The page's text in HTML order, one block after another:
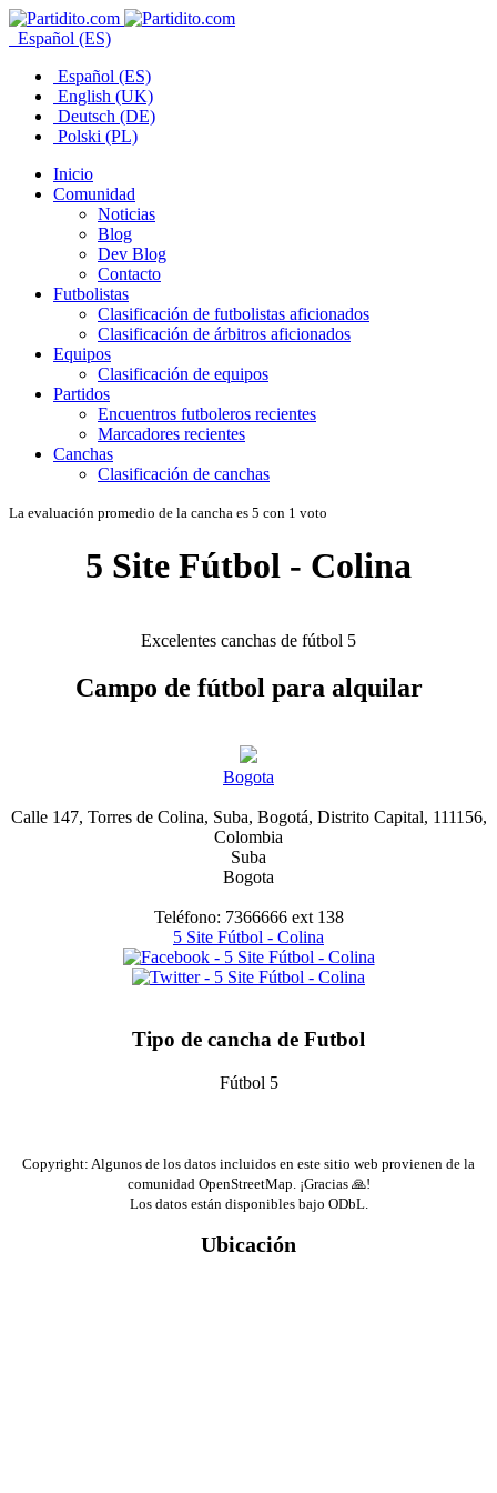
Español (ES)
Español (ES)
English (UK)
Deutsch (DE)
Polski (PL)
Inicio
Comunidad
Noticias
Blog
Dev Blog
Contacto
Futbolistas
Clasificación de futbolistas aficionados
Clasificación de árbitros aficionados
Equipos
Clasificación de equipos
Partidos
Encuentros futboleros recientes
Marcadores recientes
Canchas
Clasificación de canchas
La evaluación promedio de la cancha es 5 con 1 voto
5 Site Fútbol - Colina
Excelentes canchas de fútbol 5
Campo de fútbol para alquilar
Bogota
Calle 147, Torres de Colina, Suba, Bogotá, Distrito Capital, 111156,
Colombia
Suba
Bogota
Teléfono: 7366666 ext 138
5 Site Fútbol - Colina
Tipo de cancha de Futbol
Fútbol 5
Copyright: Algunos de los datos incluidos en este sitio web provienen de la
comunidad OpenStreetMap. ¡Gracias 🙏!
Los datos están disponibles bajo ODbL.
Ubicación